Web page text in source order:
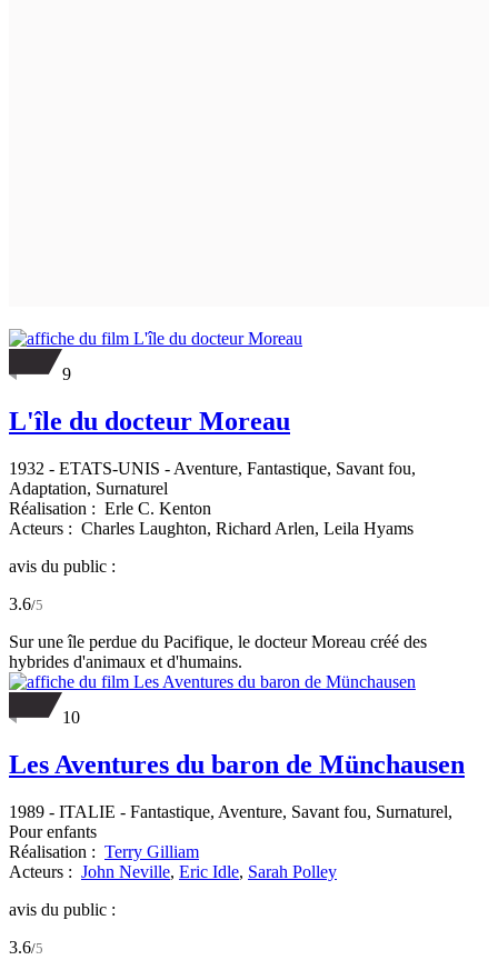
9
L'île du docteur Moreau
1932 - ETATS-UNIS - Aventure, Fantastique, Savant fou,
Adaptation, Surnaturel
Réalisation : Erle C. Kenton
Acteurs : Charles Laughton, Richard Arlen, Leila Hyams
avis du public :
3.6/5
Sur une île perdue du Pacifique, le docteur Moreau créé des
hybrides d'animaux et d'humains.
10
Les Aventures du baron de Münchausen
1989 - ITALIE - Fantastique, Aventure, Savant fou, Surnaturel,
Pour enfants
Réalisation : Terry Gilliam
Acteurs : John Neville, Eric Idle, Sarah Polley
avis du public :
3.6/5